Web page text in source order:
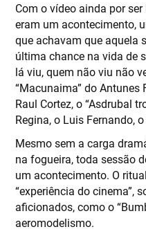
Com o vídeo ainda por
eram um acontecimento,
que achavam que aquela
última chance na vida de
lá viu, quem não viu não
“Macunaima” do Antunes
Raul Cortez, o “Asdrubal
Regina, o Luis Fernando,
Mesmo sem a carga
na fogueira, toda sessão
um acontecimento. O
“experiência do cinema”,
aficionados, como o
aeromodelismo.